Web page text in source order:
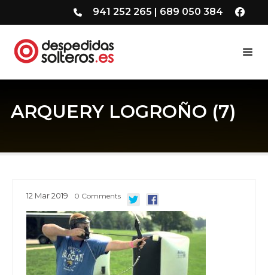
941 252 265 | 689 050 384
ARQUERY LOGROÑO (7)
12 Mar2019 0 Comments